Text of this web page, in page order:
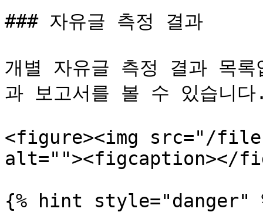
### 자유글 측정 결과
개별 자유글 측정 결과 목
과 보고서를 볼 수 있습니
<figure><img src="/files/
alt=""><figcaption></
{% hint style="danger"